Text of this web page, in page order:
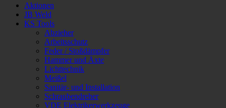
Aktionen
JB Weld
KS Tools
Abzieher
Arbeitsschutz
Feder / Stoßdämpfer
Hammer und Äxte
Lichttechnik
Meißel
Sanitär- und Installation
Schraubendreher
VDE Elektrikerwerkzeuge